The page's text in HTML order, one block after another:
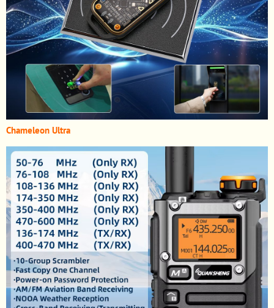
Chameleon Ultra